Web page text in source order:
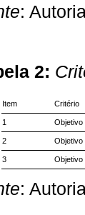
:
2:
Item Critério
1 Objetivo
2 Objetivo
3 Objetivo
: